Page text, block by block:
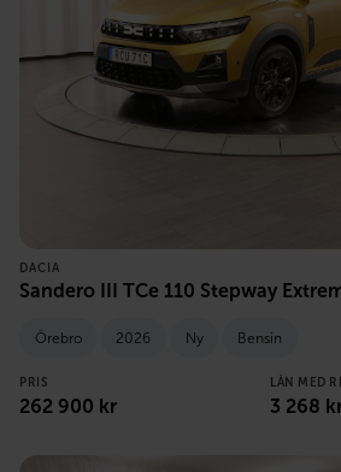
DACIA
Sandero III TCe 110 Stepway
Örebro 2026 Ny Bensin
PRIS
262 900 kr
LÅN MED
3 268